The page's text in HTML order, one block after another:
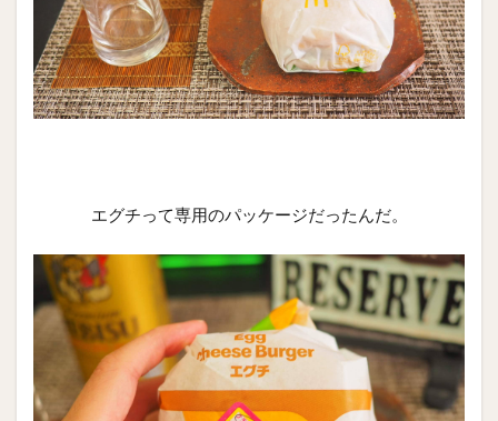
エグチって専用のパッケージだったんだ。